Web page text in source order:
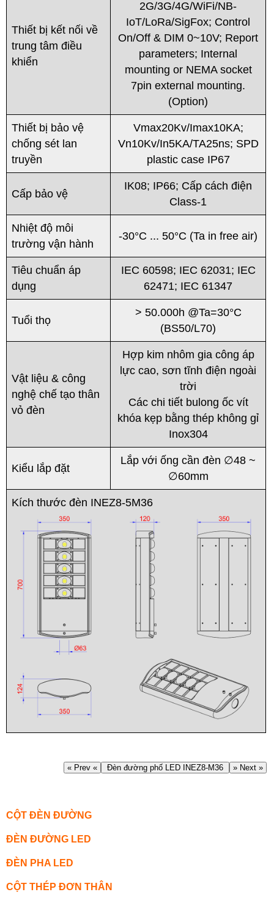
Thiết bị kết nối về
trung tâm điều
khiển
2G/3G/4G/WiFi/NB-
IoT/LoRa/SigFox; Control
On/Off & DIM 0~10V; Report
parameters; Internal
mounting or NEMA socket
7pin external mounting.
(Option)
Thiết bị bảo vệ
chống sét lan
truyền
Vmax20Kv/Imax10KA;
Vn10Kv/In5KA/TA25ns; SPD
plastic case IP67
Cấp bảo vệ
IK08; IP66; Cấp cách điện
Class-1
Nhiệt độ môi
trường vận hành
-30°C ... 50°C (Ta in free air)
Tiêu chuẩn áp
dụng
IEC 60598; IEC 62031; IEC
62471; IEC 61347
Tuổi thọ
> 50.000h @Ta=30°C
(BS50/L70)
Vật liệu & công
nghệ chế tạo thân
vỏ đèn
Hợp kim nhôm gia công áp
lực cao, sơn tĩnh điện ngoài
trời
Các chi tiết bulong ốc vít
khóa kẹp bằng thép không gỉ
Inox304
Kiểu lắp đặt
Lắp với ống cần đèn ∅48 ~
∅60mm
Kích thước đèn INEZ8-5M36
« Prev « Đèn đường phố LED INEZ8-M36 » Next »
CỘT ĐÈN ĐƯỜNG
ĐÈN ĐƯỜNG LED
ĐÈN PHA LED
CỘT THÉP ĐƠN THÂN